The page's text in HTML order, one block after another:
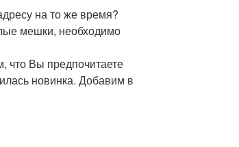
на то же время?
мешки, необходимо
что Вы предпочитаете
новинка. Добавим в